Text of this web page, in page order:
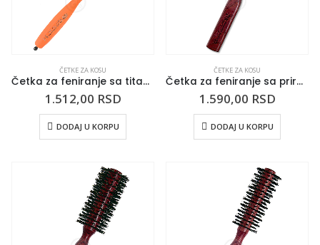
ČETKE ZA KOSU
Četka za feniranje sa titanijumskom tubom 3ME 26mm narandžasta
1.512,00 RSD
DODAJ U KORPU
ČETKE ZA KOSU
Četka za feniranje sa prirodnom dlakom BURGUNDY 72mm
1.590,00 RSD
DODAJ U KORPU